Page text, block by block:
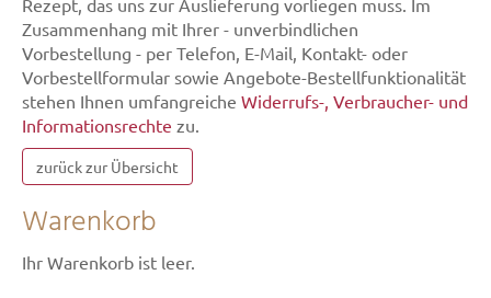
Zusammenhang mit Ihrer - unverbindlichen
Vorbestellung - per Telefon, E-Mail, Kontakt- oder
Vorbestellformular sowie Angebote-Bestellfunktionalität
stehen Ihnen umfangreiche Widerrufs-, Verbraucher- und
Informationsrechte zu.
zurück zur Übersicht
Warenkorb
Ihr Warenkorb ist leer.